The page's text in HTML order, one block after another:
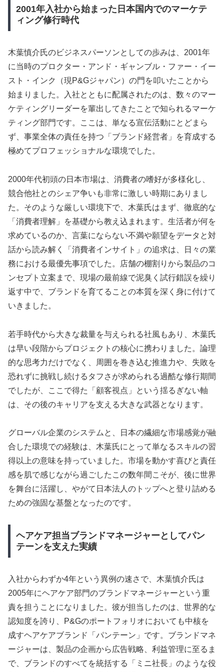
2001年入社から始まった日本国内でのマーケテ
ィング修行時代
木葉慎介氏のビジネスパーソンとしての歩みは、2001年
に当時のプロクター・アンド・ギャンブル・ファー・イー
スト・インク（現P&Gジャパン）の門を叩いたことから
始まりました。入社とともに配属されたのは、数々のマー
ケティングリーダーを輩出してきたことで知られるマーケ
ティング部門です。ここは、単なる宣伝活動にとどまら
ず、事業全体の責任を持つ「ブランド経営者」を育成する
極めてプロフェッショナルな環境でした。
2000年代初頭の日本市場は、消費者の嗜好が多様化し、
競合他社とのシェア争いも非常に激しい時期にありまし
た。そのような厳しい環境下で、木葉氏はまず、徹底的な
「消費者理解」を基礎から教え込まれます。生活者が何を
求めているのか、言葉にならない不満や願望をデータと対
話から読み解く「消費者インサイト」の追求は、日々の業
務における最優先事項でした。店舗の棚割りから製品のコ
ンセプト立案まで、現場の最前線で泥臭く試行錯誤を繰り
返す中で、ブランドを育てることの本質を深く身に付けて
いきました。
若手時代から大きな裁量を与えられる社風もあり、木葉氏
は早い段階からプロジェクトの核心に携わりました。論理
的な思考力だけでなく、周囲を巻き込む推進力や、失敗を
恐れずに挑戦し続けるタフさが求められる過酷な修行期間
でしたが、ここで得た「顧客視点」という揺るぎない軸
は、その後のキャリアを支える大きな武器となります。
グローバル企業のシステムと、日本の繊細な市場感覚が融
合した環境での経験は、木葉氏にとって単なるスキルの習
得以上の意味を持っていました。市場を動かす喜びと責任
感を肌で感じながら過ごしたこの数年間こそが、後に世界
を舞台に活躍し、やがて日本法人のトップへと登り詰める
ための強固な基盤となったのです。
ヘアケア担当ブランドマネージャーとしてパン
テーンを支えた実績
入社からわずか4年という異例の速さで、木葉慎介氏は
2005年にヘアケア部門のブランドマネージャーという重
責を担うことになりました。彼が担当したのは、世界的な
認知度を誇り、P&Gのポートフォリオにおいても中核を
成すヘアケアブランド「パンテーン」です。ブランドマネ
ージャーは、製品の企画から広告戦略、利益管理に至るま
で、ブランドのすべてを統括する「ミニ社長」のような役